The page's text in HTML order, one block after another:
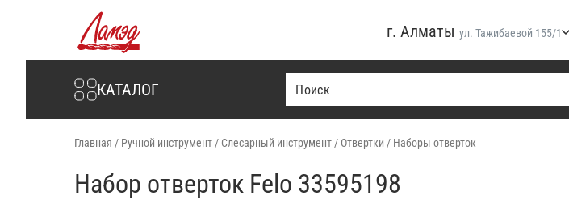
Интернет-магазин Ламэд
г. Алматы ул. Тажибаевой 155/1
КАТАЛОГ
Главная / Ручной инструмент / Слесарный инструмент / Отвертки / Наборы отверток
Набор отверток Felo 33595198